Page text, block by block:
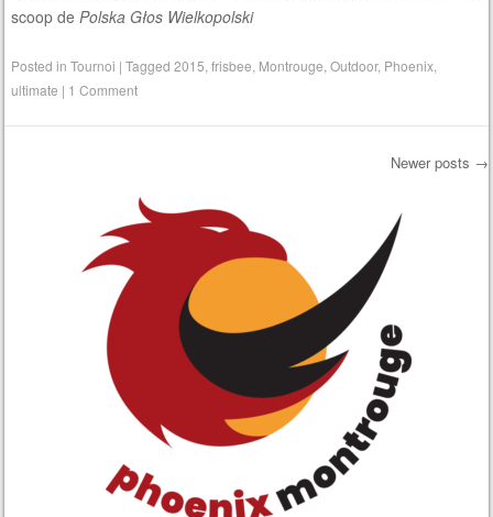
scoop de Polska Głos Wielkopolski
Posted inTournoi |Tagged2015 ,frisbee Montrouge ,Outdoor, Phoenix
ultimate | 1 Comment
Post navigation
Newer posts →